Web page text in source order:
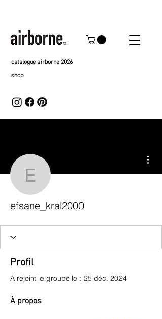
catalogue airborne 2026
shop
efsane_kral2000
efsane_kral2000
Profil
A rejoint le groupe le : 25 déc. 2024
À propos